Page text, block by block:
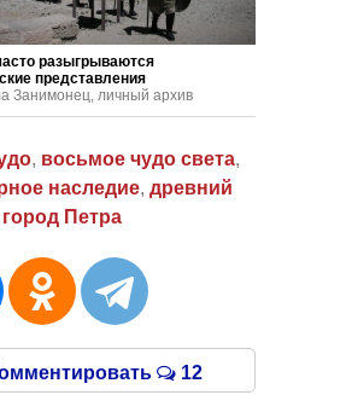
разыгрываются
представления
Занимонец, личный архив
, восьмое чудо света,
наследие, древний
город Петра
12